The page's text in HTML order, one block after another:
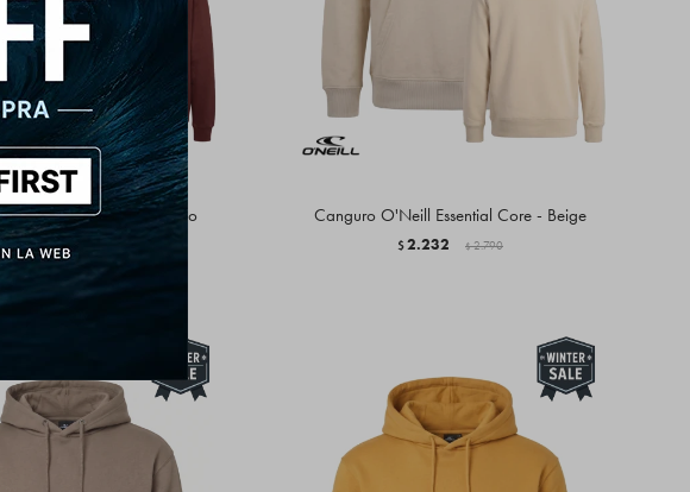
Essential Core - Rojo
$2.232
Canguro O'Neill Essential Core - Beige
$2.232 $ 2.790